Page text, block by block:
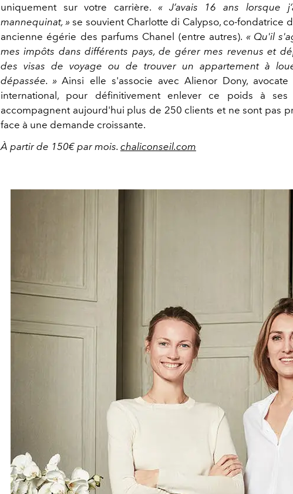
uniquement sur votre carrière. « J’avais 16 ans lorsque
mannequinat, »se souvient Charlotte di Calypso, co-fondatrice
ancienne égérie des parfums Chanel (entre autres). « Qu'il
mes impôts dans différents pays, de gérer mes revenus et
des visas de voyage ou de trouver un appartement à
dépassée. »Ainsi elle s'associe avec Alienor Dony,
international, pour définitivement enlever ce poids à ses
accompagnent aujourd'hui plus de 250 clients et ne sont pas
face à une demande croissante.
À partir de 150€ par mois. chaliconseil.com